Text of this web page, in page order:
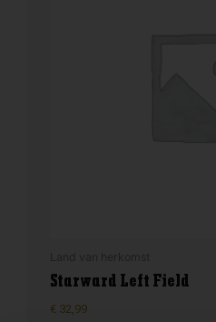
Starward Left Field
€ 32,99